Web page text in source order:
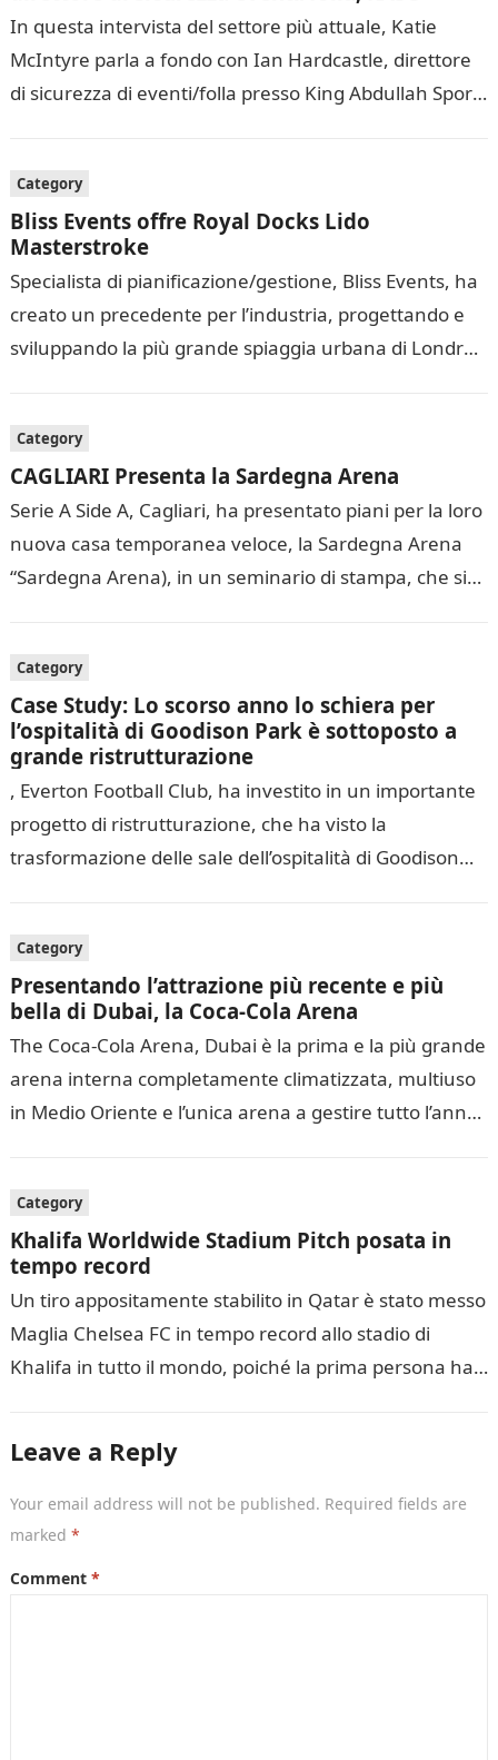
In questa intervista del settore più attuale, Katie
McIntyre parla a fondo con Ian Hardcastle, direttore
di sicurezza di eventi/folla presso King Abdullah Sports
Category
Bliss Events offre Royal Docks Lido
Masterstroke
Specialista di pianificazione/gestione, Bliss Events, ha
creato un precedente per l’industria, progettando e
sviluppando la più grande spiaggia urbana di Londra,
Category
CAGLIARI Presenta la Sardegna Arena
Serie A Side A, Cagliari, ha presentato piani per la loro
nuova casa temporanea veloce, la Sardegna Arena
“Sardegna Arena), in un seminario di stampa, che si
Category
Case Study: Lo scorso anno lo schiera per
l’ospitalità di Goodison Park è sottoposto a
grande ristrutturazione
, Everton Football Club, ha investito in un importante
progetto di ristrutturazione, che ha visto la
trasformazione delle sale dell’ospitalità di Goodison
Category
Presentando l’attrazione più recente e più
bella di Dubai, la Coca-Cola Arena
The Coca-Cola Arena, Dubai è la prima e la più grande
arena interna completamente climatizzata, multiuso
in Medio Oriente e l’unica arena a gestire tutto l’anno.
Category
Khalifa Worldwide Stadium Pitch posata in
tempo record
Un tiro appositamente stabilito in Qatar è stato messo
Maglia Chelsea FC in tempo record allo stadio di
Khalifa in tutto il mondo, poiché la prima persona ha…
Leave a Reply
Your email address will not be published. Required fields are
marked *
Comment *